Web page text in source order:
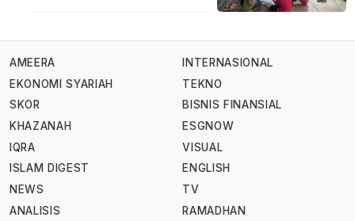
AMEERA
EKONOMI SYARIAH
SKOR
KHAZANAH
IQRA
ISLAM DIGEST
NEWS
ANALISIS
INTERNASIONAL
TEKNO
BISNIS FINANSIAL
ESGNOW
VISUAL
ENGLISH
TV
RAMADHAN